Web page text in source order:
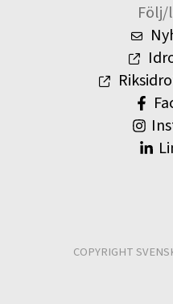
Följ/
COPYRIGHT